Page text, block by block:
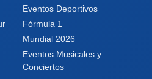
Eventos Deportivos
Fórmula 1
Mundial 2026
Eventos Musicales y
Conciertos